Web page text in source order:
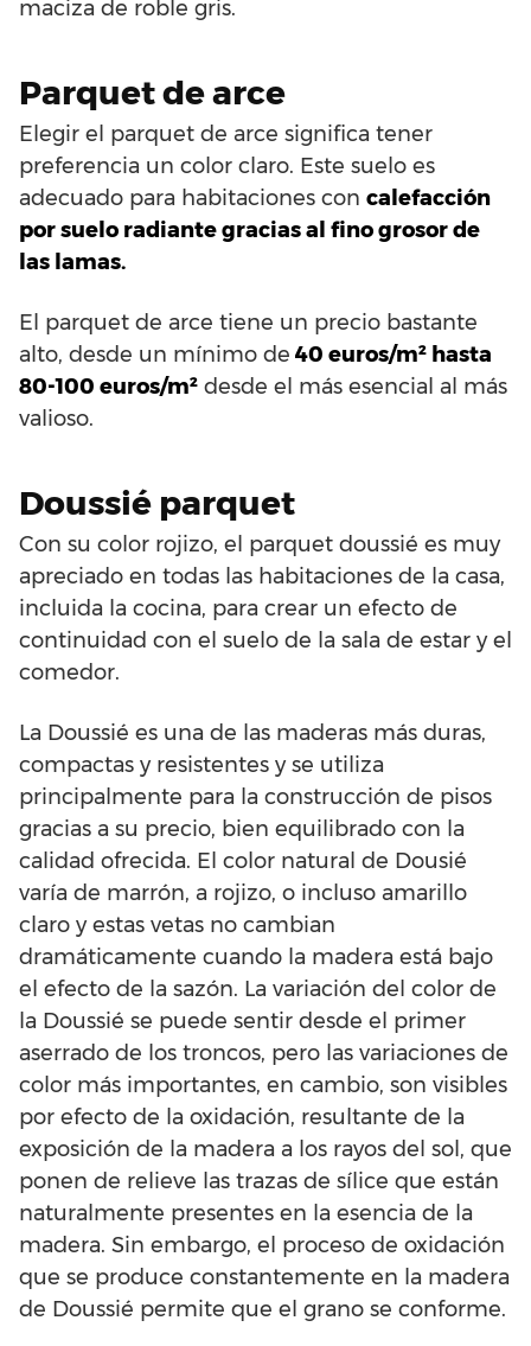
maciza de roble gris.
Parquet de arce
Elegir el parquet de arce significa tener
preferencia un color claro. Este suelo es
adecuado para habitaciones con calefacción
por suelo radiante gracias al fino grosor de
las lamas.
El parquet de arce tiene un precio bastante
alto, desde un mínimo de 40 euros/m² hasta
80-100 euros/m² desde el más esencial al más
valioso.
Doussié parquet
Con su color rojizo, el parquet doussié es muy
apreciado en todas las habitaciones de la casa,
incluida la cocina, para crear un efecto de
continuidad con el suelo de la sala de estar y el
comedor.
La Doussié es una de las maderas más duras,
compactas y resistentes y se utiliza
principalmente para la construcción de pisos
gracias a su precio, bien equilibrado con la
calidad ofrecida. El color natural de Dousié
varía de marrón, a rojizo, o incluso amarillo
claro y estas vetas no cambian
dramáticamente cuando la madera está bajo
el efecto de la sazón. La variación del color de
la Doussié se puede sentir desde el primer
aserrado de los troncos, pero las variaciones de
color más importantes, en cambio, son visibles
por efecto de la oxidación, resultante de la
exposición de la madera a los rayos del sol, que
ponen de relieve las trazas de sílice que están
naturalmente presentes en la esencia de la
madera. Sin embargo, el proceso de oxidación
que se produce constantemente en la madera
de Doussié permite que el grano se conforme.